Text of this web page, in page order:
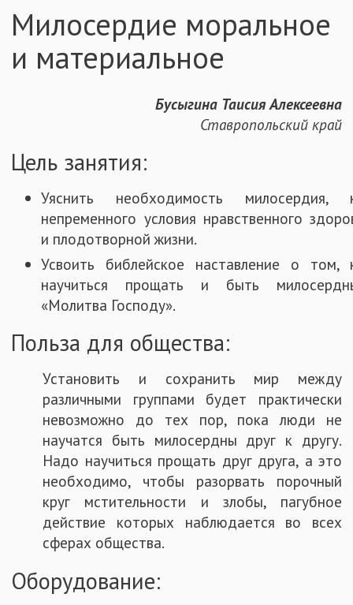
Милосердие моральное
и материальное
Бусыгина Таисия Алексеевна
Ставропольский край
Цель занятия:
Уяснить необходимость милосердия,
непременного условия нравственного
и плодотворной жизни.
Усвоить библейское наставление о том,
научиться прощать и быть
«Молитва Господу».
Польза для общества:
Установить и сохранить мир между
различными группами будет практически
невозможно до тех пор, пока люди не
научатся быть милосердны друг к другу.
Надо научиться прощать друг друга, а это
необходимо, чтобы разорвать порочный
круг мстительности и злобы, пагубное
действие которых наблюдается во всех
сферах общества.
Оборудование: